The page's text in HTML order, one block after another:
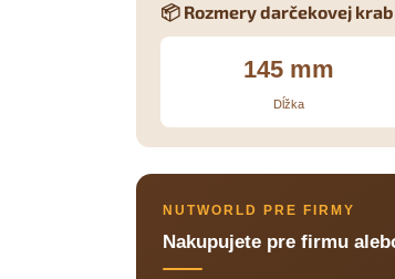
📦 Rozmery darčekovej
145 mm
Dĺžka
NUTWORLD PRE FIRMY
Nakupujete pre firmu